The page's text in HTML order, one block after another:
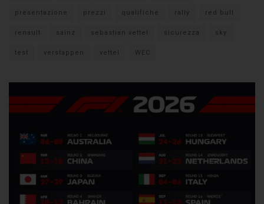
presentazione prezzi qualifiche rally red bull
renault sainz sebastian vettel sicurezza sky
test verstappen vettel WEC